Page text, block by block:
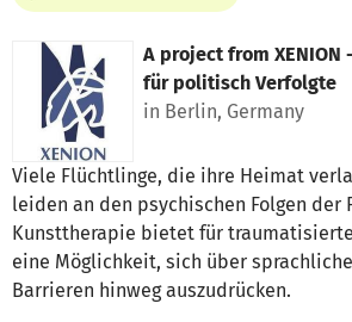
A project from XENION
für politisch Verfolgte
in Berlin, Germany
Viele Flüchtlinge, die ihre Heimat
leiden an den psychischen Folgen der
Kunsttherapie bietet für
eine Möglichkeit, sich über
Barrieren hinweg auszudrücken.